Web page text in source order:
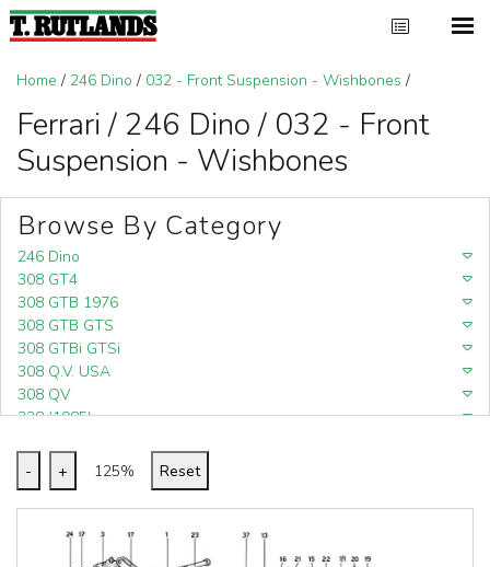
Home / 246 Dino / 032 - Front Suspension - Wishbones /
Ferrari / 246 Dino / 032 - Front
Suspension - Wishbones
Browse By Category
246 Dino
308 GT4
308 GTB 1976
308 GTB GTS
308 GTBi GTSi
308 Q.V. USA
308 QV
328 (1985)
348 (1989-1992)
348 Challenge (1995)
355 Challenge (1996)
355 Challenge (1999)
- + 125% Reset